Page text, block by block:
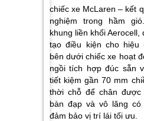
chiếc xe McLaren – kết
nghiệm trong hầm
khung liền khối
tạo điều kiện cho hiệu
bên dưới chiếc xe hoạt
ngồi tích hợp đúc sẵn
tiết kiệm gần 70 mm
thời chỗ để chân
bàn đạp và vô lăng
đảm bảo vị trí lái tối ưu.